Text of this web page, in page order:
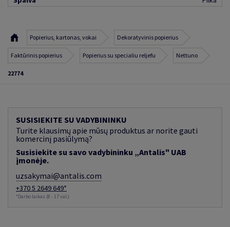
Popierius, kartonas, vokai Dekoratyvinis popierius
Faktūrinis popierius Popierius su specialiu reljefu Nettuno
22774
SUSISIEKITE SU VADYBININKU
Turite klausimų apie mūsų produktus ar norite gauti
komercinį pasiūlymą?
Susisiekite su savo vadybininku „Antalis" UAB
įmonėje.
uzsakymai@antalis.com
+370 5 2649 649*
*Darbo laikas (8 - 17 val.)